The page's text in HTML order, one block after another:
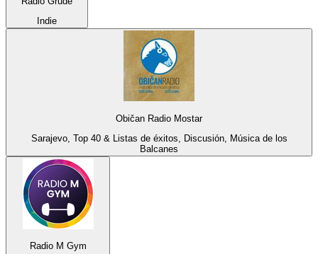
Indie
Običan Radio Mostar
Sarajevo, Top 40 & Listas de éxitos, Discusión, Música de los
Balcanes
Radio M Gym